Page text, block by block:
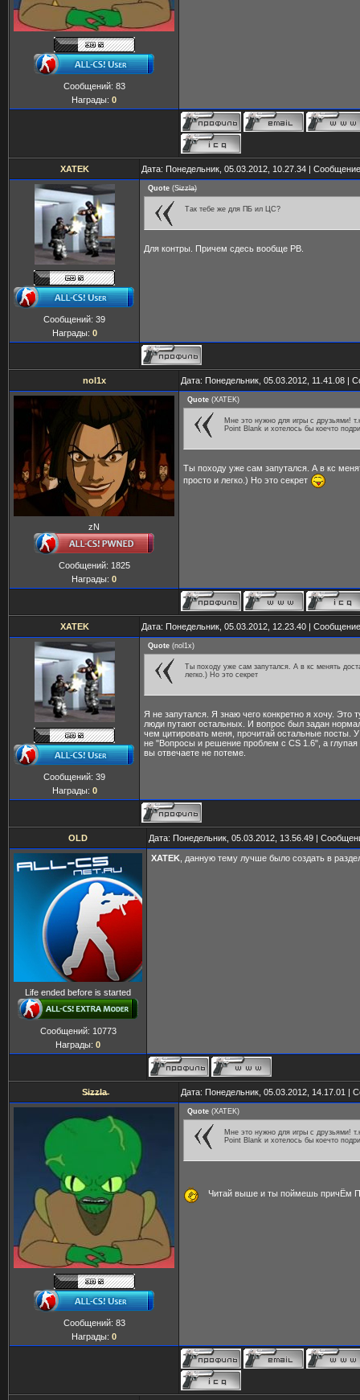
Сообщений: 83
Награды: 0
XATEK Дата: Понедельник, 05.03.2012, 10.27.34 |
Сообщений: 39
Награды: 0
Quote (S̶i̶z̶z̶l̶a̶)
Так тебе же для ПБ ил ЦС?
Для контры. Причем сдесь вообще PB.
nol1x Дата: Понедельник, 05.03.2012, 11.41.08 |
zN
Сообщений: 1825
Награды: 0
Quote (XATEK)
Мне это нужно для игры с друзьями!
Point Blank и хотелось бы коечто
Ты походу уже сам запутался. А в кс
просто и легко.) Но это секрет
XATEK Дата: Понедельник, 05.03.2012, 12.23.40 |
Сообщений: 39
Награды: 0
Quote (nol1x)
Ты походу уже сам запутался. А в кс менять
легко.) Но это секрет
Я не запутался. Я знаю чего конкретно я хочу. Это
люди путают остальных. И вопрос был задан
чем цитировать меня, прочитай остальные посты.
не "Вопросы и решение проблем с CS 1.6", а глупая
вы отвечаете не потеме.
OLD Дата: Понедельник, 05.03.2012, 13.56.49 |
Life ended before is started
Сообщений: 10773
Награды: 0
XATEK , данную тему лучше было создать в
S̶i̶z̶z̶l̶a̶ Дата: Понедельник, 05.03.2012, 14.17.01 |
Сообщений: 83
Награды: 0
Quote (XATEK)
Мне это нужно для игры с друзьями!
Point Blank и хотелось бы коечто
Читай выше и ты поймешь причЁм